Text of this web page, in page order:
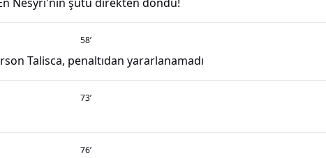
58’
Talisca, penaltıdan yararlanamadı
73’
76’